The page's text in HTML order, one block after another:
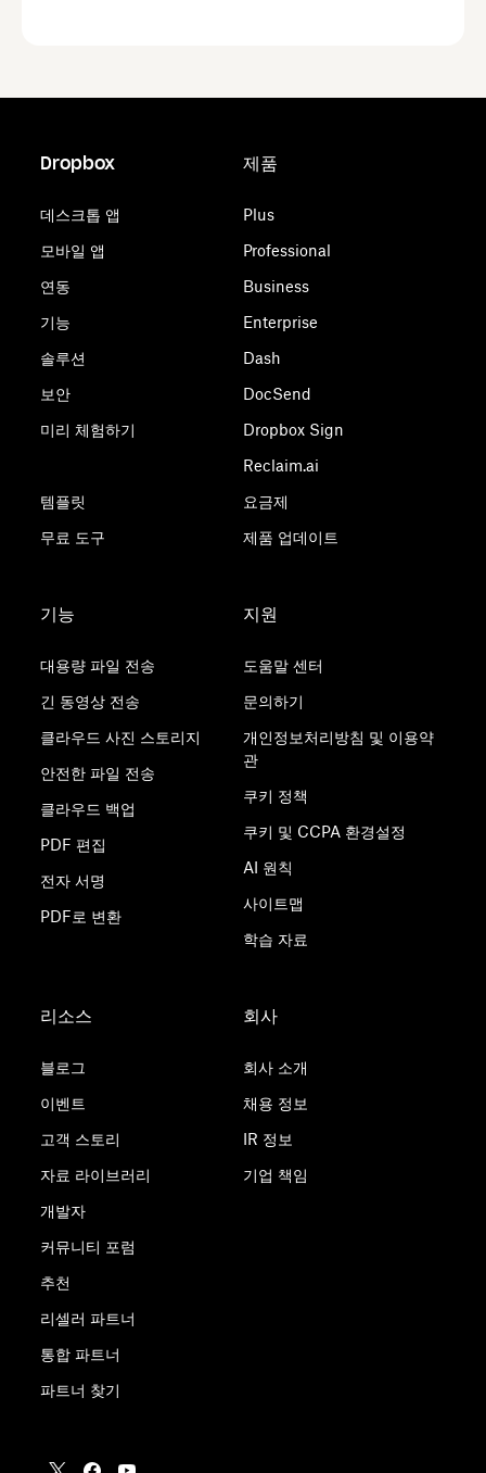
Dropbox
데스크톱 앱
모바일 앱
연동
기능
솔루션
보안
미리 체험하기
템플릿
무료 도구
제품
Plus
Professional
Business
Enterprise
Dash
DocSend
Dropbox Sign
Reclaim.ai
요금제
제품 업데이트
기능
대용량 파일 전송
긴 동영상 전송
클라우드 사진 스토리지
안전한 파일 전송
클라우드 백업
PDF 편집
전자 서명
PDF로 변환
지원
도움말 센터
문의하기
개인정보처리방침 및 이용약
관
쿠키 정책
쿠키 및 CCPA 환경설정
AI 원칙
사이트맵
학습 자료
리소스
블로그
이벤트
고객 스토리
자료 라이브러리
개발자
커뮤니티 포럼
추천
리셀러 파트너
통합 파트너
파트너 찾기
회사
회사 소개
채용 정보
IR 정보
기업 책임